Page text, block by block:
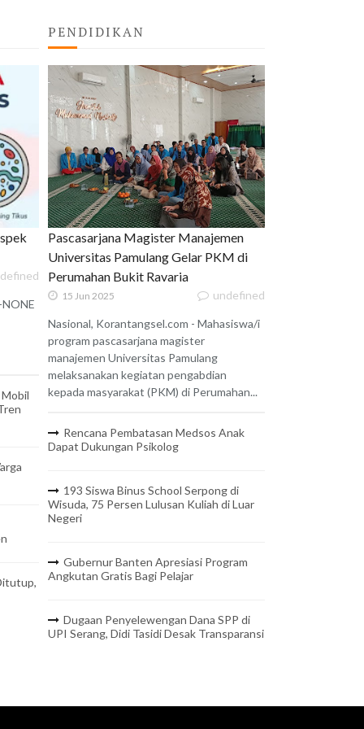
PENDIDIKAN
Pascasarjana Magister Manajemen
Universitas Pamulang Gelar PKM di
Perumahan Bukit Ravaria
15 Jun 2025 undefined
Nasional, Korantangsel.com - Mahasiswa/i
program pascasarjana magister
manajemen Universitas Pamulang
melaksanakan kegiatan pengabdian
kepada masyarakat (PKM) di Perumahan...
Rencana Pembatasan Medsos Anak
Dapat Dukungan Psikolog
193 Siswa Binus School Serpong di
Wisuda, 75 Persen Lulusan Kuliah di Luar
Negeri
Gubernur Banten Apresiasi Program
Angkutan Gratis Bagi Pelajar
Dugaan Penyelewengan Dana SPP di
UPI Serang, Didi Tasidi Desak Transparansi